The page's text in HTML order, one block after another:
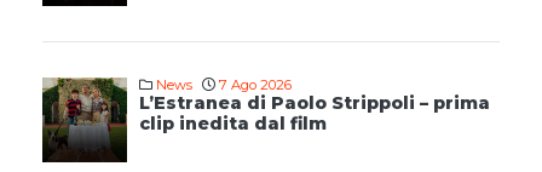
News 7 Ago 2026
L’Estranea di Paolo Strippoli – prima
clip inedita dal film